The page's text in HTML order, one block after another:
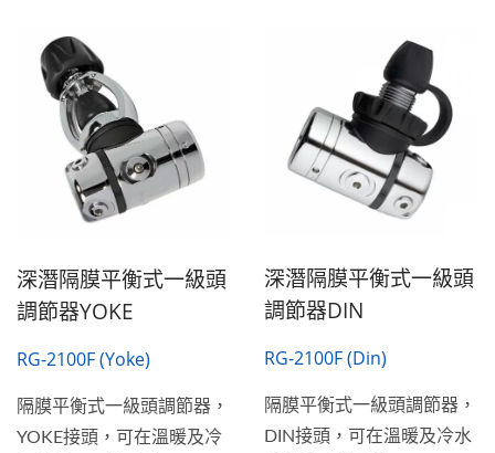
深潛隔膜平衡式一級頭
調節器YOKE
RG-2100F (Yoke)
隔膜平衡式一級頭調節器，
YOKE接頭，可在溫暖及冷
深潛隔膜平衡式一級頭
調節器DIN
RG-2100F (Din)
隔膜平衡式一級頭調節器，
DIN接頭，可在溫暖及冷水